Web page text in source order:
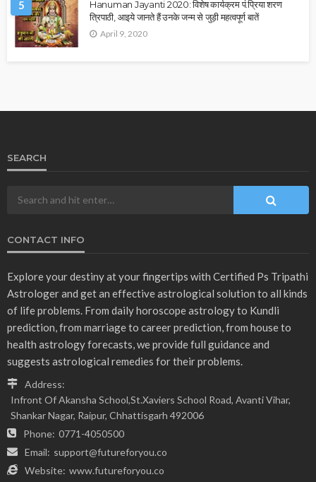
5
Hanuman Jayanti 2020: विशेष कार्यक्रम पं.प्रिया शरण
त्रिपाठी, आइये जानते हैं उनके जन्म से जुड़ी महत्वपूर्ण बातें
April 9, 2020
SEARCH
CONTACT INFO
Explore your destiny at your fingertips with Certified Ps Tripathi
Astrologer and get an effective astrological solution to all kinds
of life problems. From daily horoscope astrology to Kundli
prediction, from marriage to career prediction, from house to
health astrology forecasts, we provide full guidance and
suggests astrological remedies for their problems.
Address:
Infront Of Akansha School,St.Xaviers School Road, Avanti Vihar,
Shankar Nagar, Raipur, Chhattisgarh 492006
Phone: 0771-4050500
Email: support@futureforyou.co
Website: www.futureforyou.co